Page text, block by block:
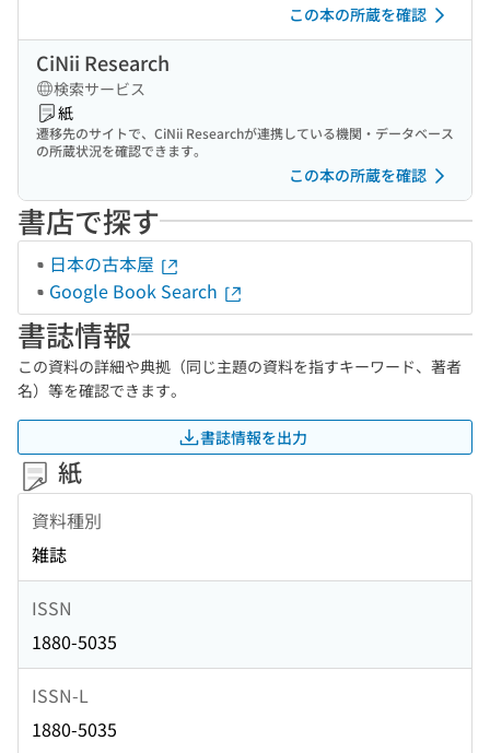
この本の所蔵を確認
CiNii Research
検索サービス
紙
遷移先のサイトで、CiNii Researchが連携している機関・データベース
の所蔵状況を確認できます。
この本の所蔵を確認
書店で探す
日本の古本屋
Google Book Search
書誌情報
この資料の詳細や典拠（同じ主題の資料を指すキーワード、著者
名）等を確認できます。
書誌情報を出力
紙
資料種別
雑誌
ISSN
1880-5035
ISSN-L
1880-5035